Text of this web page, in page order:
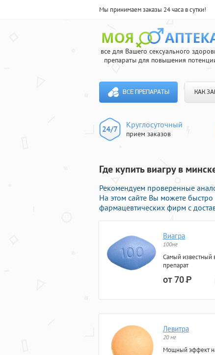
Мы принимаем заказы 24 часа в сутки!
все для Вашего сексуального
препараты для повышения
ВСЕ ПРЕПАРАТЫ КАК
Круглосуточный
прием заказов
Где купить виагру в
Рекомендуем проверенные
На этом сайте Вы можете
фармацевтических фирм с
Виагра
100мг
Самый известный
препарат
от 70Р
Левитра
20 мг
Мощный эффект